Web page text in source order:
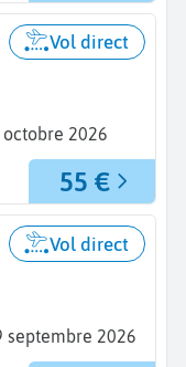
octobre 2026
Vol direct
55 €
septembre 2026
Vol direct